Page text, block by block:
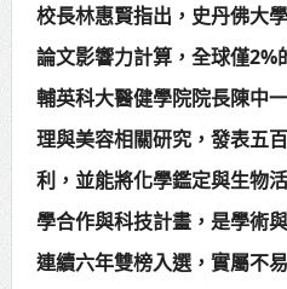
校長林惠賢指出，史丹佛大
論文影響力計算，全球僅2%
輔英科大醫健學院院長陳中
理與美容相關研究，發表五
利，並能將化學鑑定與生物
學合作與科技計畫，是學術
連續六年雙榜入選，實屬不